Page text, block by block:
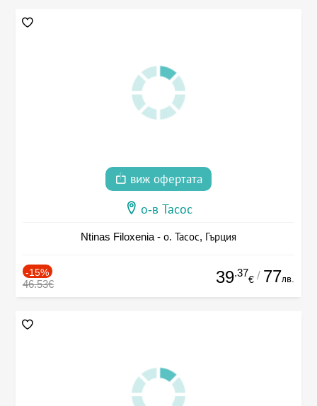
виж офертата
о-в Тасос
Ntinas Filoxenia - о. Тасос, Гърция
-15%
46.53€ 39.37
€ / 77лв.